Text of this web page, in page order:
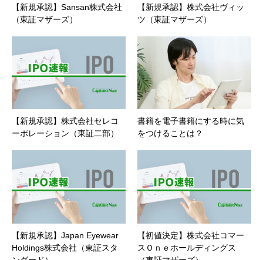
【新規承認】Sansan株式会社
（東証マザーズ）
【新規承認】株式会社ヴィッ
ツ（東証マザーズ）
【新規承認】株式会社セレコ
ーポレーション（東証二部）
書籍を電子書籍にする時に気
をつけることは？
【新規承認】Japan Eyewear
Holdings株式会社（東証スタ
【初値決定】株式会社コマー
スＯｎｅホールディングス